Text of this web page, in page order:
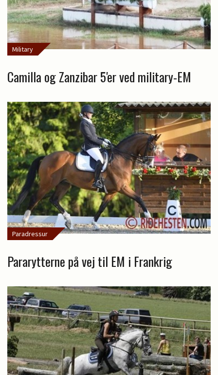
Military
Camilla og Zanzibar 5'er ved military-EM
Paradressur
Pararytterne på vej til EM i Frankrig